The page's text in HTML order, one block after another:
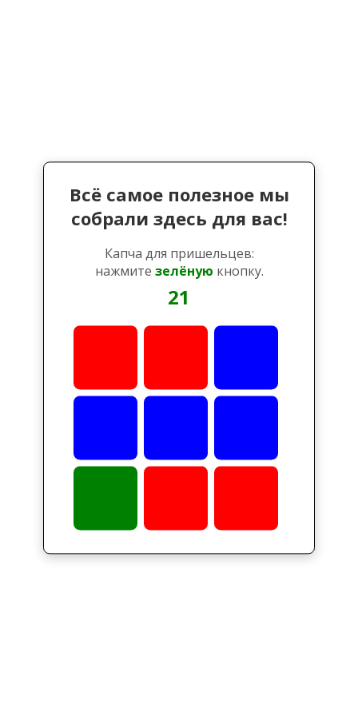
Всё самое полезное мы
собрали здесь для вас!
Капча для пришельцев:
нажмите зелёную кнопку.
21